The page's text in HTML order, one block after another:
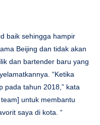
baik sehingga hampir
Beijing dan tidak akan
dan bartender baru yang
“Ketika
pada tahun 2018,” kata
untuk membantu
saya di kota. “